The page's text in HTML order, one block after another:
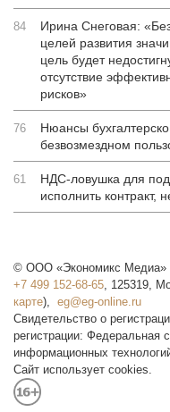
84
Ирина Снеговая:
целей развития
цель будет
отсутствие
рисков»
76
Нюансы
безвозмездном
61
НДС-ловушка для
исполнить контракт,
© ООО «Экономикс Медиа»
+7 499 152-68-65, 125319,
карте),
Свидетельство о
регистрации: Федеральная
информационных
Сайт использует cookies.